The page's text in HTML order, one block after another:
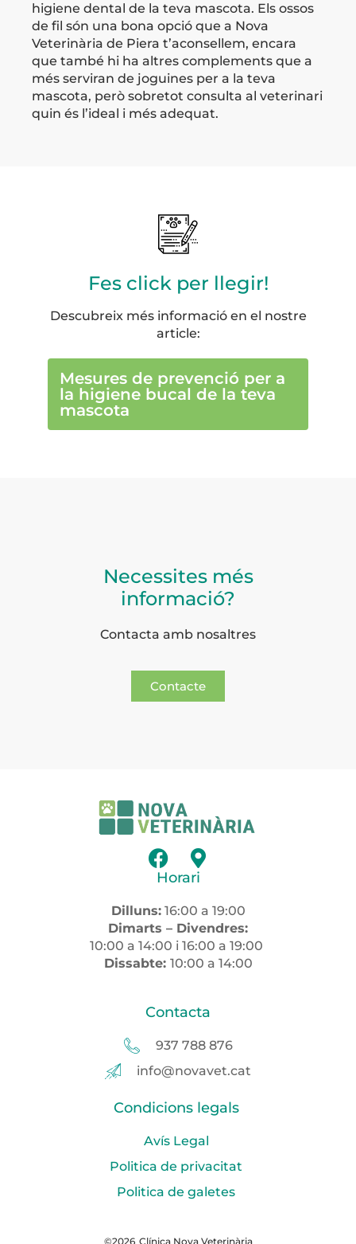
higiene dental de la teva mascota. Els ossos
de fil són una bona opció que a Nova
Veterinària de Piera t’aconsellem, encara
que també hi ha altres complements que a
més serviran de joguines per a la teva
mascota, però sobretot consulta al veterinari
quin és l’ideal i més adequat.
Fes click per llegir!
Descubreix més informació en el nostre
article:
Mesures de prevenció per a
la higiene bucal de la teva
mascota
Necessites més
informació?
Contacta amb nosaltres
Contacte
Horari
Dilluns:16:00 a 19:00
Dimarts – Divendres:
10:00 a 14:00 i 16:00 a 19:00
Dissabte: 10:00 a 14:00
Contacta
937 788 876
info@novavet.cat
Condicions legals
Avís Legal
Politica de privacitat
Politica de galetes
©2026 Clínica Nova Veterinària